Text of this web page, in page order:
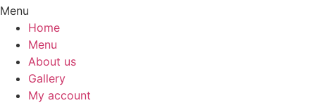
Menu
Home
Menu
About us
Gallery
My account